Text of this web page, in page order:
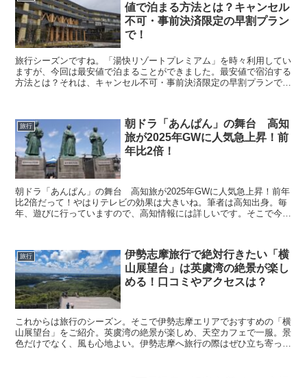
値で泊まる方法とは？キャンセル
不可・事前決済限定の早割プラン
で！
旅行シーズンですね。「湯快リゾートプレミアム」を時々利用してい
ますが、今回は最安値で泊まることができました。最安値で宿泊する
方法とは？それは、キャンセル不可・事前決済限定の早割プランで
旅行
朝ドラ「あんぱん」の舞台 高知
旅が2025年GWに人気急上昇！前
年比2倍！
朝ドラ「あんぱん」の舞台 高知旅が2025年GWに人気急上昇！前年
比2倍だって！やはりテレビの効果は大きいね。筆者は高知出身。毎
年、遊びに行っていますので、高知情報には詳しいです。そこで今回
旅行
伊勢志摩旅行で絶対行きたい「横
山展望台」は英虞湾の絶景が楽し
める！口コミやアクセスは？
これからは旅行のシーズン。そこで伊勢志摩エリアでおすすめの「横
山展望台」をご紹介。英虞湾の絶景が楽しめ、天空カフェで一服。景
色だけでなく、風も心地よい。伊勢志摩へ旅行の際はぜひ立ち寄って